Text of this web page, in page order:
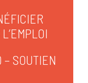
– SOUTIEN